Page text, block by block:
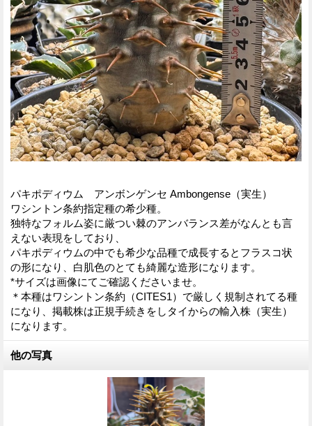
パキポディウム アンボンゲンセ Ambongense（実生）
ワシントン条約指定種の希少種。
独特なフォルム姿に厳つい棘のアンバランス差がなんとも言
えない表現をしており、
パキポディウムの中でも希少な品種で成長するとフラスコ状
の形になり、白肌色のとても綺麗な造形になります。
*サイズは画像にてご確認くださいませ。
＊本種はワシントン条約（CITES1）で厳しく規制されてる種
になり、掲載株は正規手続きをしタイからの輸入株（実生）
になります。
他の写真